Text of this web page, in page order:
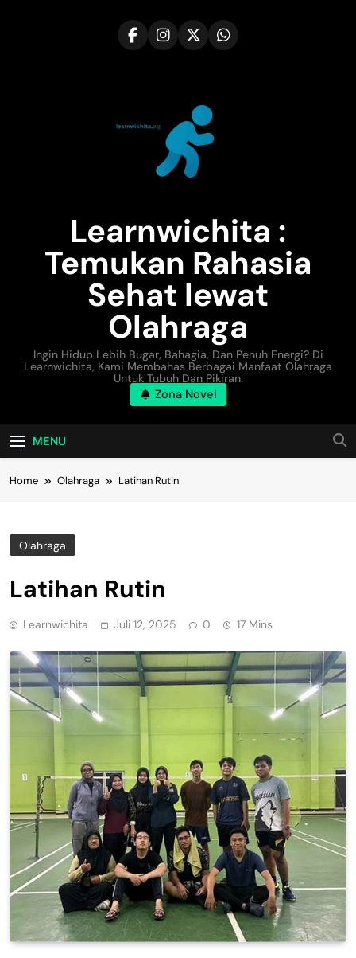
Learnwichita :
Temukan Rahasia
Sehat lewat
Olahraga
Ingin Hidup Lebih Bugar, Bahagia, Dan Penuh Energi? Di
Learnwichita, Kami Membahas Berbagai Manfaat Olahraga
Untuk Tubuh Dan Pikiran.
Zona Novel
MENU
Home Olahraga Latihan Rutin
Olahraga
Latihan Rutin
Learnwichita Juli 12, 2025 0 17 Mins